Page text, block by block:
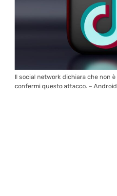
Il social network dichiara che non
confermi questo attacco. –